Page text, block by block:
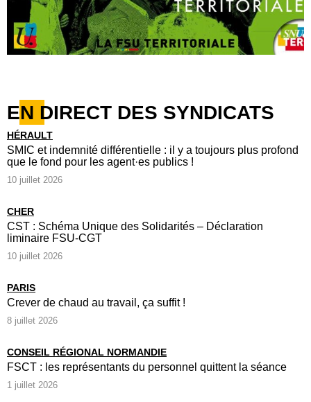
EN DIRECT DES SYNDICATS
HÉRAULT
SMIC et indemnité différentielle : il y a toujours plus profond
que le fond pour les agent·es publics !
10 juillet 2026
CHER
CST : Schéma Unique des Solidarités – Déclaration
liminaire FSU-CGT
10 juillet 2026
PARIS
Crever de chaud au travail, ça suffit !
8 juillet 2026
CONSEIL RÉGIONAL NORMANDIE
FSCT : les représentants du personnel quittent la séance
1 juillet 2026